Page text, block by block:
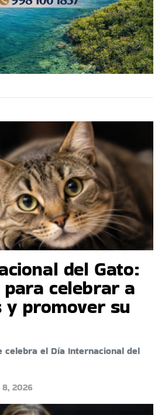
del Gato:
celebrar a
y promover su
celebra el Día Internacional del
2026